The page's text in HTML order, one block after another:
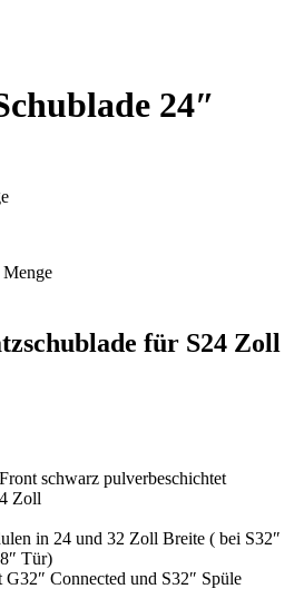
24″
für S24 Zoll
schwarz pulverbeschichtet
Zoll
in 24 und 32 Zoll Breite ( bei S32″
Tür)
Connected und S32″ Spüle